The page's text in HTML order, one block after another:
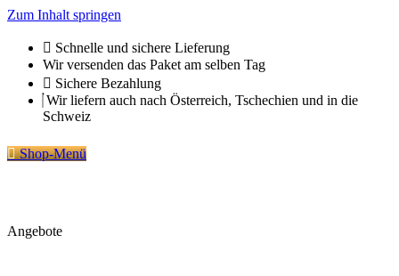
Zum Inhalt springen
Schnelle und sichere Lieferung
Wir versenden das Paket am selben Tag
Sichere Bezahlung
Wir liefern auch nach Österreich, Tschechien und in die
Schweiz
Shop-Menü
Angebote